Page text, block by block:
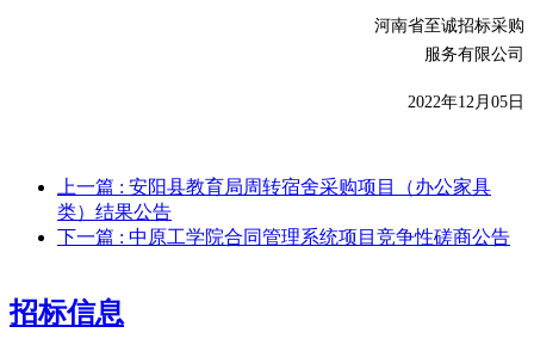
河南省至诚招标采购
服务有限公司
2022年12月 05 日
上一篇 : 安阳县教育局周转宿舍采购项目（办公家具
类）结果公告
下一篇 : 中原工学院合同管理系统项目竞争性磋商公告
招标信息